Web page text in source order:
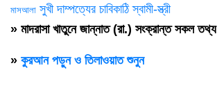
মাসআলা সুখী দাম্পত্যের চাবিকাঠি স্বামী-স্ত্রী
» মাদরাসা খাতুনে জান্নাত (রা.) সংক্রান্ত সকল তথ্য
» কুরআন পড়ুন ও তিলাওয়াত শুনুন